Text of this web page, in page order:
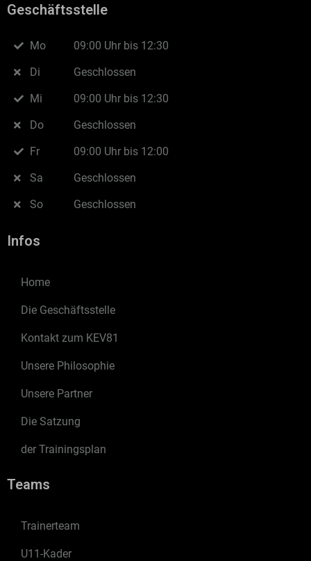
Geschäftsstelle
Mo
Di
Mi
Do
Fr
Sa
So
09:00 Uhr bis 12:30
Geschlossen
09:00 Uhr bis 12:30
Geschlossen
09:00 Uhr bis 12:00
Geschlossen
Geschlossen
Infos
Home
Die Geschäftsstelle
Kontakt zum KEV81
Unsere Philosophie
Unsere Partner
Die Satzung
der Trainingsplan
Teams
Trainerteam
U11-Kader